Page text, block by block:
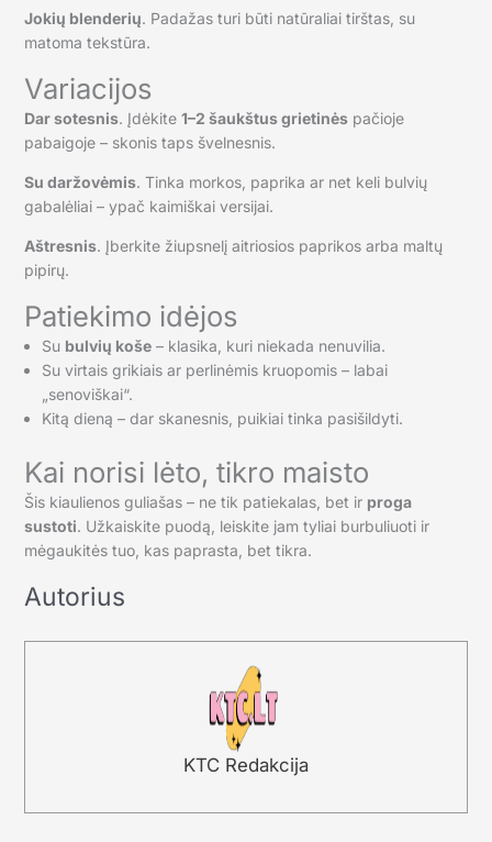
Jokių blenderių. Padažas turi būti natūraliai tirštas, su
matoma tekstūra.
Variacijos
Dar sotesnis. Įdėkite 1–2 šaukštus grietinėspačioje
pabaigoje – skonis taps švelnesnis.
Su daržovėmis. Tinka morkos, paprika ar net keli bulvių
gabalėliai – ypač kaimiškai versijai.
Aštresnis. Įberkite žiupsnelį aitriosios paprikos arba maltų
pipirų.
Patiekimo idėjos
Su bulvių koše– klasika, kuri niekada nenuvilia.
Su virtais grikiais ar perlinėmis kruopomis – labai
„senoviškai“.
Kitą dieną – dar skanesnis, puikiai tinka pasišildyti.
Kai norisi lėto, tikro maisto
Šis kiaulienos guliašas – ne tik patiekalas, bet ir proga
sustoti. Užkaiskite puodą, leiskite jam tyliai burbuliuoti ir
mėgaukitės tuo, kas paprasta, bet tikra.
Autorius
KTC Redakcija